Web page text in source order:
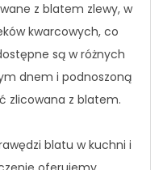
z blatem zlewy, w
kwarcowych, co
są w różnych
dnem i podnoszoną
zlicowana z blatem.
blatu w kuchni i